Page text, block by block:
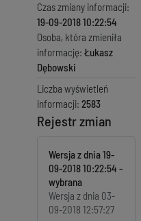
Czas zmiany informacji:
19-09-2018 10:22:54
Osoba, która zmieniła
informację: Łukasz
Dębowski
Liczba wyświetleń
informacji: 2583
Rejestr zmian
Wersja z dnia19-
09-2018 10:22:54
Wersja z dnia 03-
09-2018 12:57:27